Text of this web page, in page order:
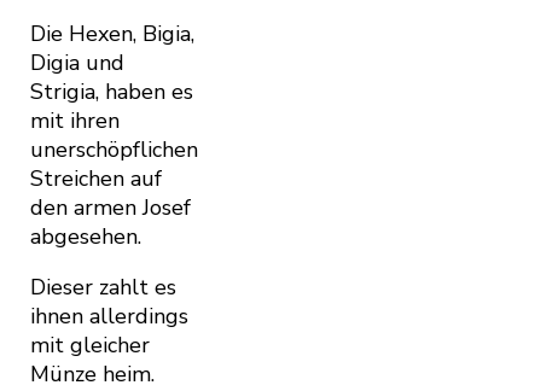
Die Hexen, Bigia,
Digia und
Strigia, haben es
mit ihren
unerschöpflichen
Streichen auf
den armen Josef
abgesehen.
Dieser zahlt es
ihnen allerdings
mit gleicher
Münze heim.